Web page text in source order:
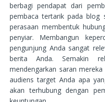
berbagi pendapat dari
pembaca tertarik pada blog
perasaan membentuk
penyiar. Membangun
pengunjung Anda sangat
berita Anda. Semakin
mendengarkan saran
audiens target Anda apa
akan terhubung dengan